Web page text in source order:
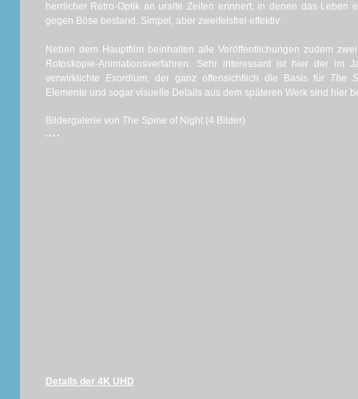
herrlicher Retro-Optik an uralte Zeiten erinnert, in denen das Leben
gegen Böse bestand. Simpel, aber zweifelsfrei effektiv.
Neben dem Hauptfilm beinhalten alle Veröffentlichungen zudem
Rotoskopie-Animationsverfahren. Sehr interessant ist hier der im
verwirklichte Exordium, der ganz offensichtlich die Basis für The
Elemente und sogar visuelle Details aus dem späteren Werk sind hier
Bildergalerie von The Spine of Night (4 Bilder)
Details der 4K UHD